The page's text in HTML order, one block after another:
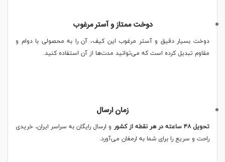
دوخت ممتاز و آستر مرغوب
دوخت بسیار دقیق و آستر مرغوب این کیف، آن را به محصولی با دوام و
مقاوم تبدیل کرده است که می‌توانید مدت‌ها از آن استفاده کنید.
زمان ارسال
تحویل ۴۸ ساعته در هر نقطه از کشور
و ارسال رایگان به سراسر ایران، خریدی
راحت و سریع را برای شما به ارمغان می‌آورد.